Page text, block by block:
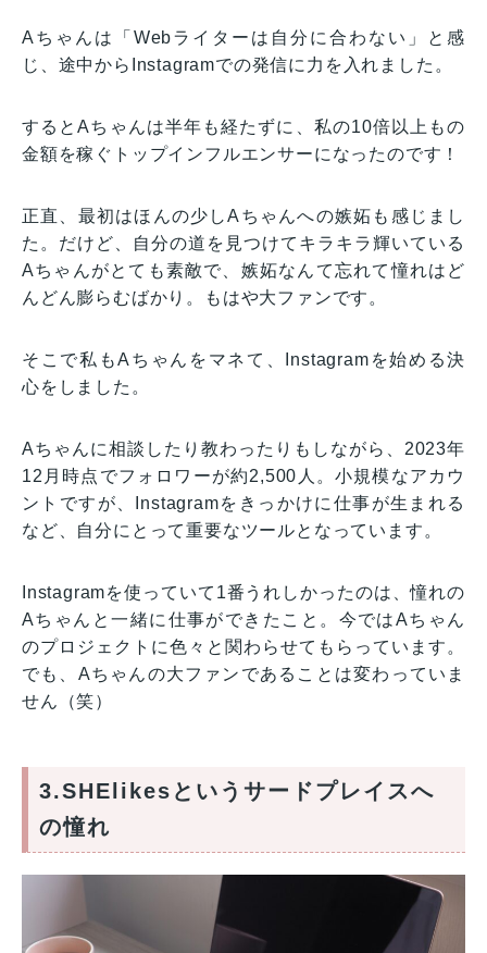
Aちゃんは「Webライターは自分に合わない」と感
じ、途中からInstagramでの発信に力を入れました。
するとAちゃんは半年も経たずに、私の10倍以上もの
金額を稼ぐトップインフルエンサーになったのです！
正直、最初はほんの少しAちゃんへの嫉妬も感じまし
た。だけど、自分の道を見つけてキラキラ輝いている
Aちゃんがとても素敵で、嫉妬なんて忘れて憧れはど
んどん膨らむばかり。もはや大ファンです。
そこで私もAちゃんをマネて、Instagramを始める決
心をしました。
Aちゃんに相談したり教わったりもしながら、2023年
12月時点でフォロワーが約2,500人。小規模なアカウ
ントですが、Instagramをきっかけに仕事が生まれる
など、自分にとって重要なツールとなっています。
Instagramを使っていて1番うれしかったのは、憧れの
Aちゃんと一緒に仕事ができたこと。今ではAちゃん
のプロジェクトに色々と関わらせてもらっています。
でも、Aちゃんの大ファンであることは変わっていま
せん（笑）
3.SHElikesというサードプレイスへ
の憧れ